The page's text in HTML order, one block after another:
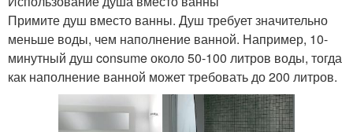
Примите душ вместо ванны. Душ требует значительно
меньше воды, чем наполнение ванной. Например, 10-
минутный душ consume около 50-100 литров воды, тогда
как наполнение ванной может требовать до 200 литров.